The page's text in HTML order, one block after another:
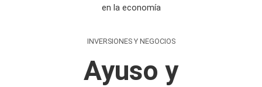
en la economía
INVERSIONES Y NEGOCIOS
Ayuso y